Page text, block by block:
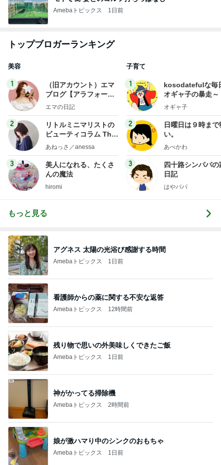
Amebaトピックス 1日前
トップブロガーランキング
美容
1
（旧アカウント）エマ
ブログ【アラフォー会
社売却セカンドライ
エマの日記
2
リトルミニマリストの
ビューティコラム The
little minimalist's bea
あねっさ／anessa
3
美人になれる、たくさ
んの魔法
hiromi
子育て
1
kosodatefulな毎
オギャ子の暴走～
オギャ子
2
日曜日は９時まで
い。
あべかわ
3
四十路シンパパの
日記
はやパパ
もっと見る
アグネス 太陽の光浴び感謝する時間
Amebaトピックス 1日前
看護師からの薬に関する不安な返答
Amebaトピックス 12時間前
残り物で思いの外美味しくできたご飯
Amebaトピックス 1日前
神がかってる掃除機
Amebaトピックス 2時間前
娘が激ハマり中のシンクのおもちゃ
Amebaトピックス 1日前